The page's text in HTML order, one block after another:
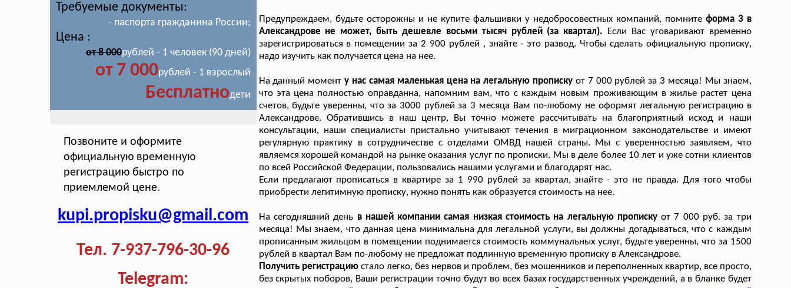
Требуемые документы:
- паспорта гражданина России;
Цена :
от 8 000рублей - 1 человек (90 дней)
от 7 000рублей - 1 взрослый
Бесплатнодети
Позвоните и оформите
официальную временную
регистрацию быстро по
приемлемой цене.
kupi.propisku@gmail.com
Тел. 7-937-796-30-96
Telegram:
Предупреждаем, будьте осторожны и не купите фальшивки у недобросовестных компаний, помните форма 3 в
Александрове не может, быть дешевле восьми тысяч рублей (за квартал).
Если Вас уговаривают временно
зарегистрироваться в помещении за 2 900 рублей , знайте - это развод. Чтобы сделать официальную прописку,
надо изучить как получается цена на нее.
На данный момент у нас самая маленькая цена на легальную прописку от 7 000 рублей за 3 месяца! Мы знаем,
что эта цена полностью оправданна, напомним вам, что с каждым новым проживающим в жилье растет цена
счетов, будьте уверенны, что за 3000 рублей за 3 месяца Вам по-любому не оформят легальную регистрацию в
Александрове. Обратившись в наш центр, Вы точно можете рассчитывать на благоприятный исход и наши
консультации, наши специалисты пристально учитывают течения в миграционном законодательстве и имеют
регулярную практику в сотрудничестве с отделами ОМВД нашей страны. Мы с уверенностью заявляем, что
являемся хорошей командой на рынке оказания услуг по прописки. Мы в деле более 10 лет и уже сотни клиентов
по всей Российской Федерации, пользовались нашими услугами и благодарят нас.
Если предлагают прописаться в квартире за 1 990 рублей за квартал, знайте - это не правда. Для того чтобы
приобрести легитимную прописку, нужно понять как образуется стоимость на нее.
На сегодняшний день в нашей компании самая низкая стоимость на легальную пропискуот 7 000 руб. за три
месяца! Мы знаем, что данная цена минимальна для легальной услуги, вы должны догадываться, что с каждым
прописанным жильцом в помещении поднимается стоимость коммунальных услуг, будьте уверенны, что за 1500
рублей в квартал Вам по-любому не предложат подлинную временную прописку в Александрове.
Получить регистрациюстало легко, без нервов и проблем, без мошенников и переполненных квартир, все просто,
без скрытых поборов, Ваши регистрации точно будут во всех базах государственных учреждений, а в бланке будет